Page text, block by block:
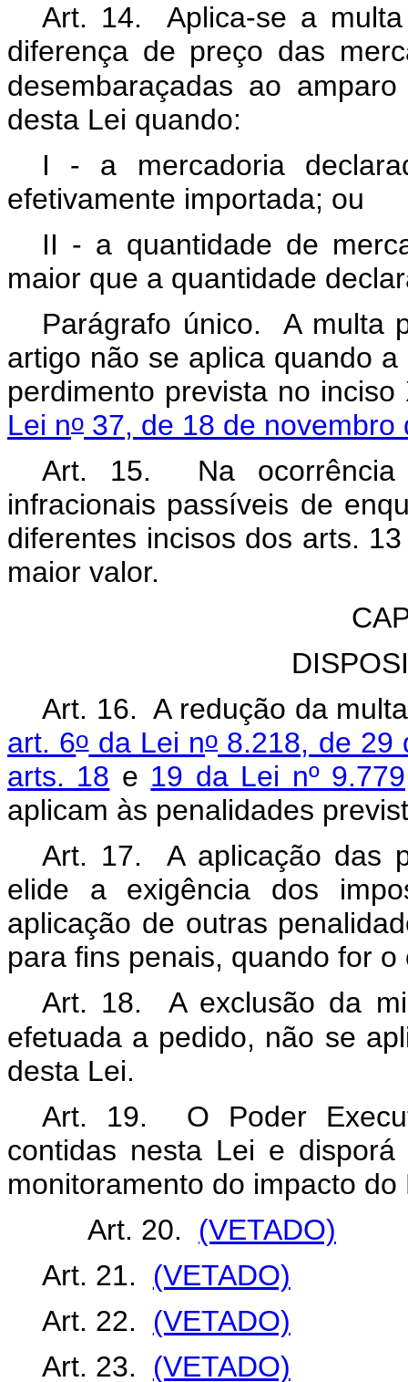
Art. 14. Aplica-se a
diferença de preço das
desembaraçadas ao
desta Lei quando:
I - a mercadoria
efetivamente importada; ou
II - a quantidade de
maior que a quantidade
Parágrafo único. A
artigo não se aplica quando
perdimento prevista no
Lei no 37, de 18 de
Art. 15. Na ocorrência
infracionais passíveis de
diferentes incisos dos arts.
maior valor.
Art. 16. A redução da
art. 6oda Lei no8.218, de 29
arts. 18 e 19 da Lei nº
aplicam às penalidades
Art. 17. A aplicação das
elide a exigência dos
aplicação de outras
para fins penais, quando for
Art. 18. A exclusão da
efetuada a pedido, não se
desta Lei.
Art. 19. O Poder
contidas nesta Lei e
monitoramento do impacto
Art. 20. (VETADO)
Art. 21. (VETADO)
Art. 22. (VETADO)
Art. 23. (VETADO)